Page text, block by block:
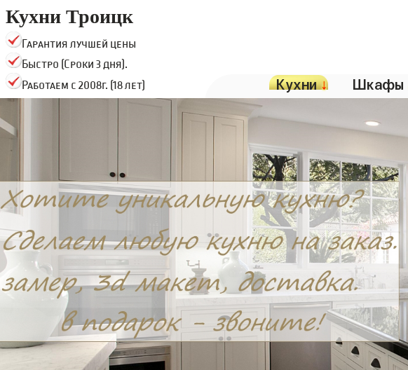
Кухни Троицк
Гарантия лучшей цены
Быстро (Сроки 3 дня).
Работаем с 2008г. (18 лет)
Кухни↓ Шкафы